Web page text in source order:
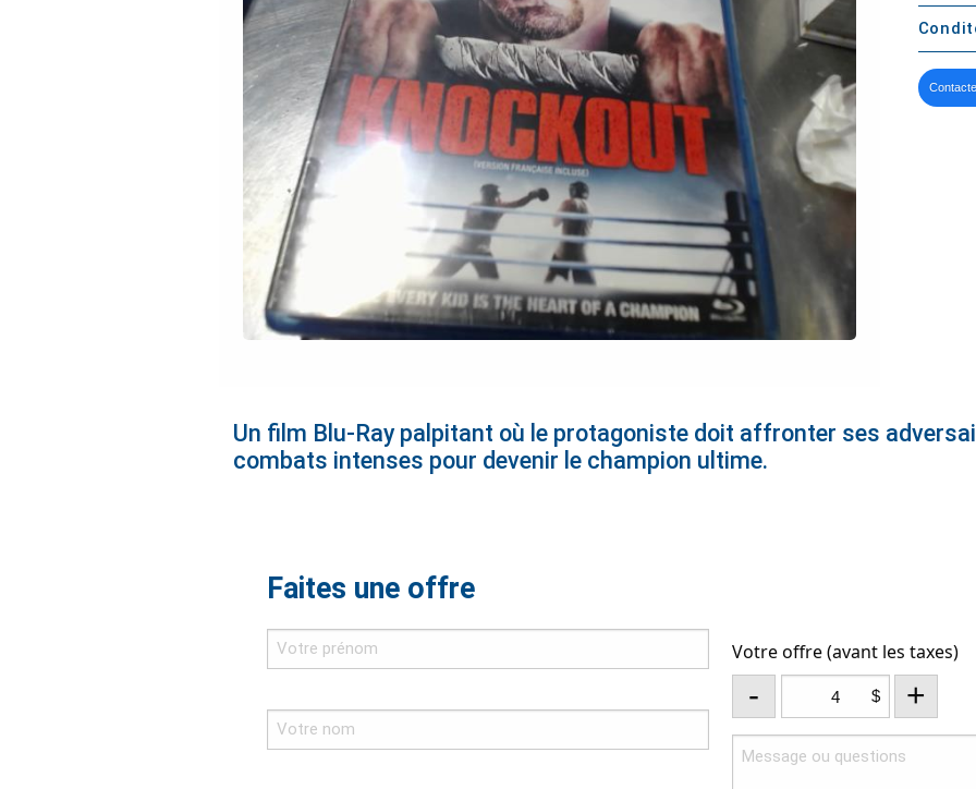
Un film Blu-Ray palpitant où le protagoniste doit affronter ses
combats intenses pour devenir le champion ultime.
Faites une offre
Votre offre (avant les taxes)
- $ +